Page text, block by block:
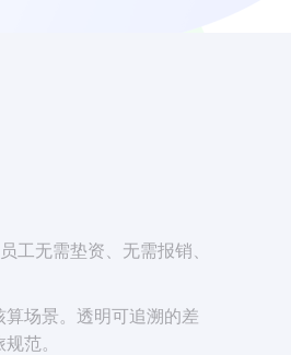
工无需垫资、无需报销、
场景。透明可追溯的差
范。